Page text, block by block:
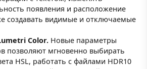
появления и расположение
создавать видимые и отключаемые
Color. Новые параметры
позволяют мгновенно выбирать
HSL, работать с файлами HDR10